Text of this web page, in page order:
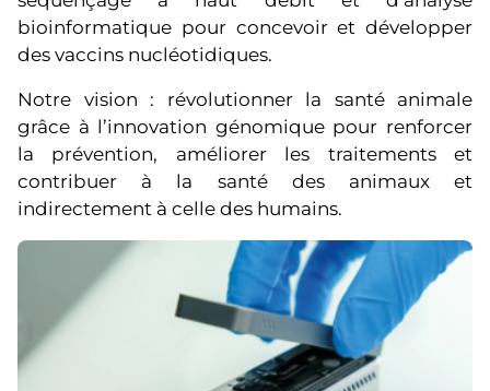
bioinformatique pour concevoir et développer
des vaccins nucléotidiques.
Notre vision : révolutionner la santé animale
grâce à l’innovation génomique pour renforcer
la prévention, améliorer les traitements et
contribuer à la santé des animaux et
indirectement à celle des humains.